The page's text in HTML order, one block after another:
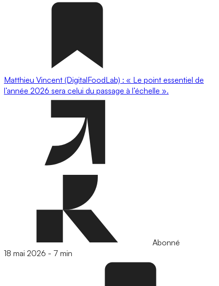
Matthieu Vincent (DigitalFoodLab) : « Le point essentiel de
l’année 2026 sera celui du passage à l’échelle ».
Abonné
18 mai 2026 - 7 min